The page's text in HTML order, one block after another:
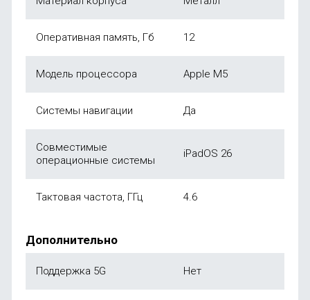
Оперативная память, Гб 12
Модель процессора Apple M5
Системы навигации Да
Совместимые
операционные системы
iPadOS 26
Тактовая частота, ГГц 4.6
Дополнительно
Поддержка 5G Нет